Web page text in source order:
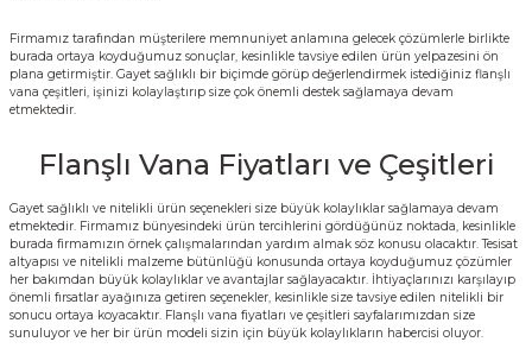
Firmamız tarafından müşterilere memnuniyet anlamına gelecek çözümlerle birlikte
burada ortaya koyduğumuz sonuçlar, kesinlikle tavsiye edilen ürün yelpazesini ön
plana getirmiştir. Gayet sağlıklı bir biçimde görüp değerlendirmek istediğiniz flanşlı
vana çeşitleri, işinizi kolaylaştırıp size çok önemli destek sağlamaya devam
etmektedir.
Flanşlı Vana Fiyatları ve Çeşitleri
Gayet sağlıklı ve nitelikli ürün seçenekleri size büyük kolaylıklar sağlamaya devam
etmektedir. Firmamız bünyesindeki ürün tercihlerini gördüğünüz noktada, kesinlikle
burada firmamızın örnek çalışmalarından yardım almak söz konusu olacaktır. Tesisat
altyapısı ve nitelikli malzeme bütünlüğü konusunda ortaya koyduğumuz çözümler
her bakımdan büyük kolaylıklar ve avantajlar sağlayacaktır. İhtiyaçlarınızı karşılayıp
önemli fırsatlar ayağınıza getiren seçenekler, kesinlikle size tavsiye edilen nitelikli bir
sonucu ortaya koyacaktır. Flanşlı vana fiyatları ve çeşitleri sayfalarımızdan size
sunuluyor ve her bir ürün modeli sizin için büyük kolaylıkların habercisi oluyor.